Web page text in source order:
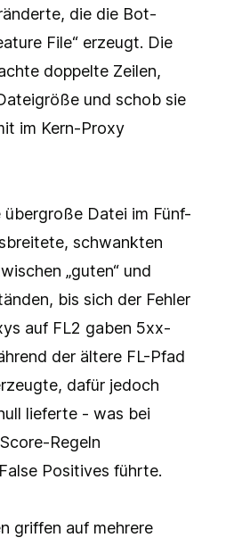
die die Bot-
File“ erzeugt. Die
doppelte Zeilen,
und schob sie
im Kern-Proxy
übergroße Datei im Fünf-
schwankten
„guten“ und
bis sich der Fehler
auf FL2 gaben 5xx-
der ältere FL-Pfad
dafür jedoch
lieferte - was bei
Regeln
Positives führte.
griffen auf mehrere